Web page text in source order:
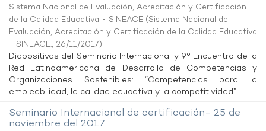
Sistema Nacional de Evaluación, Acreditación y Certificación
de la Calidad Educativa - SINEACE (Sistema Nacional de
Evaluación, Acreditación y Certificación de la Calidad Educativa
- SINEACE., 26/11/2017)
Diapositivas del Seminario Internacional y 9° Encuentro de la
Red Latinoamericana de Desarrollo de Competencias y
Organizaciones Sostenibles: “Competencias para la
empleabilidad, la calidad educativa y la competitividad” ...
Seminario Internacional de certificación- 25 de
noviembre del 2017